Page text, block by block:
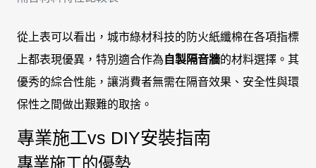
從上表可以看出，城市綠材科技的防火紙纖棉在各項指標
上都表現優異，特別適合作為 自製隔音牆的材料選擇。其
優秀的綜合性能，讓消費者無需在隔音效果、安全性與環
保性之間做出艱難的取捨。
專業施工vs DIY安裝指南
專業施工的優勢